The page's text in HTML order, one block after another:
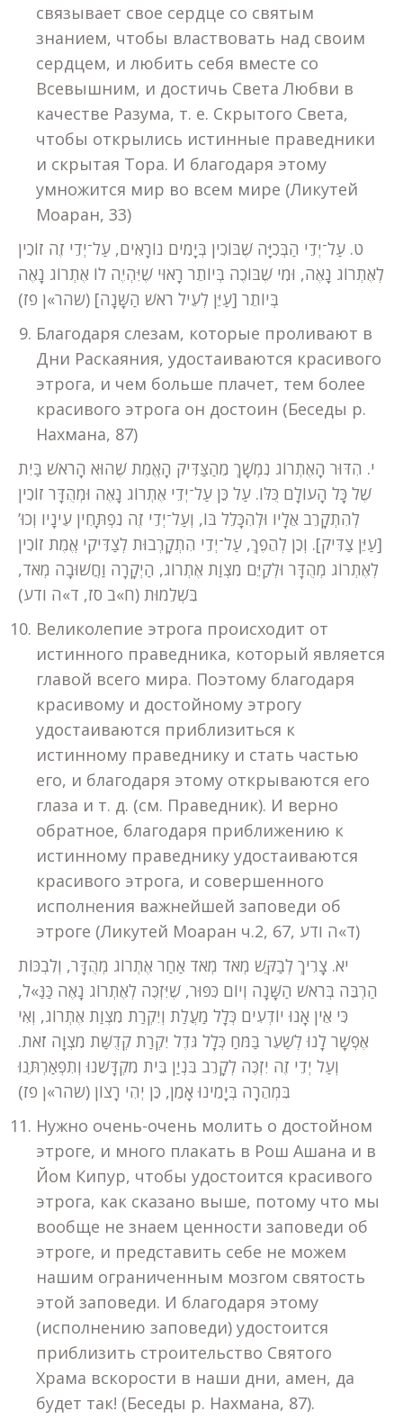
связывает свое сердце со святым
знанием, чтобы властвовать над своим
сердцем, и любить себя вместе со
Всевышним, и достичь Света Любви в
качестве Разума, т. е. Скрытого Света,
чтобы открылись истинные праведники
и скрытая Тора. И благодаря этому
умножится мир во всем мире (Ликутей
Моаран, 33)
ט. עַל־יְדֵי הַבְּכִיָּה שֶׁבּוֹכִין בְּיָמִים נוֹרָאִים, עַל־יְדֵי זֶה זוֹכִין
לְאֶתְרוֹג נָאֶה, וּמִי שֶׁבּוֹכֶה בְּיוֹתֵר רָאוּי שֶׁיִּהְיֶה לוֹ אֶתְרוֹג נָאֶה
בְּיוֹתֵר [עַיֵּן לְעֵיל רֹאשׁ הַשָּׁנָה] (שהר»ן פז)
Благодаря слезам, которые проливают в
Дни Раскаяния, удостаиваются красивого
этрога, и чем больше плачет, тем более
красивого этрога он достоин (Беседы р.
Нахмана, 87)
י. הִדּוּר הָאֶתְרוֹג נִמְשָׁךְ מֵהַצַּדִּיק הָאֱמֶת שֶׁהוּא הָרֹאשׁ בַּיִת
שֶׁל כָּל הָעוֹלָם כֻּלּוֹ. עַל כֵּן עַל־יְדֵי אֶתְרוֹג נָאֶה וּמְהֻדָּר זוֹכִין
לְהִתְקָרֵב אֵלָיו וּלְהִכָּלֵל בּוֹ, וְעַל־יְדֵי זֶה נִפְתָּחִין עֵינָיו וְכוּ’
[עַיֵּן צַדִּיק]. וְכֵן לְהֵפֶךְ, עַל־יְדֵי הִתְקָרְבוּת לְצַדִּיקֵי אֱמֶת זוֹכִין
לְאֶתְרוֹג מְהֻדָּר וּלְקַיֵּם מִצְוַת אֶתְרוֹג, הַיְקָרָה וַחֲשׁוּבָה מְאֹד,
בִּשְׁלֵמוּת (ח»ב סז, ד»ה ודע)
Великолепие этрога происходит от
истинного праведника, который является
главой всего мира. Поэтому благодаря
красивому и достойному этрогу
удостаиваются приблизиться к
истинному праведнику и стать частью
его, и благодаря этому открываются его
глаза и т. д. (см. Праведник). И верно
обратное, благодаря приближению к
истинному праведнику удостаиваются
красивого этрога, и совершенного
исполнения важнейшей заповеди об
этроге (Ликутей Моаран ч.2, 67, ד»ה ודע)
יא. צָרִיךְ לְבַקֵּשׁ מְאֹד מְאֹד אַחַר אֶתְרוֹג מְהֻדָּר, וְלִבְכּוֹת
הַרְבֵּה בְּרֹאשׁ הַשָּׁנָה וְיוֹם כִּפּוּר, שֶׁיִּזְכֶּה לְאֶתְרוֹג נָאֶה כַּנַּ»ל,
כִּי אֵין אָנוּ יוֹדְעִים כְּלָל מַעֲלַת וְיִקְרַת מִצְוַת אֶתְרוֹג, וְאִי
אֶפְשָׁר לָנוּ לְשַׁעֵר בַּמֹּחַ כְּלָל גֹּדֶל יִקְרַת קְדֻשַּׁת מִצְוָה זֹאת.
וְעַל יְדֵי זֶה יִזְכֶּה לְקָרֵב בִּנְיַן בֵּית מִקְדָּשֵׁנוּ וְתִפְאַרְתֵּנוּ
בִּמְהֵרָה בְּיָמֵינוּ אָמֵן, כֵּן יְהִי רָצוֹן (שהר»ן פז)
Нужно очень-очень молить о достойном
этроге, и много плакать в Рош Ашана и в
Йом Кипур, чтобы удостоится красивого
этрога, как сказано выше, потому что мы
вообще не знаем ценности заповеди об
этроге, и представить себе не можем
нашим ограниченным мозгом святость
этой заповеди. И благодаря этому
(исполнению заповеди) удостоится
приблизить строительство Святого
Храма вскорости в наши дни, амен, да
будет так! (Беседы р. Нахмана, 87).